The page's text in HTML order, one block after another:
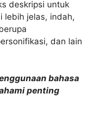
deskripsi untuk
lebih jelas, indah,
dan lain
bahasa
penting